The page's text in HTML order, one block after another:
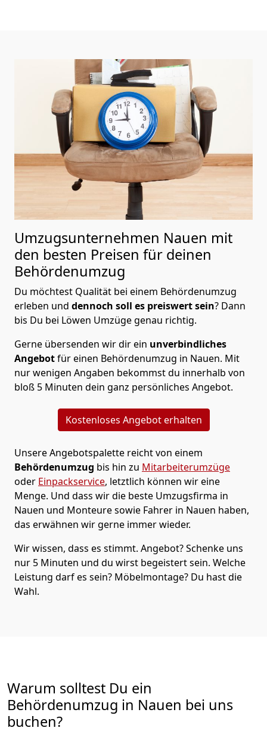
Umzugsunternehmen Nauen mit
den besten Preisen für deinen
Behördenumzug
Du möchtest Qualität bei einem Behördenumzug
erleben und dennoch soll es preiswertsein? Dann
bis Du bei Löwen Umzüge genau richtig.
Gerne übersenden wir dir ein unverbindliches
Angebotfür einen Behördenumzug in Nauen. Mit
nur wenigen Angaben bekommst du innerhalb von
bloß 5 Minuten dein ganz persönliches Angebot.
Kostenloses Angebot erhalten
Unsere Angebotspalette reicht von einem
Behördenumzug bis hin zu Mitarbeiterumzüge
oder Einpackservice, letztlich können wir eine
Menge. Und dass wir die beste Umzugsfirma in
Nauen und Monteure sowie Fahrer in Nauen haben,
das erwähnen wir gerne immer wieder.
Wir wissen, dass es stimmt. Angebot? Schenke uns
nur 5 Minuten und du wirst begeistert sein. Welche
Leistung darf es sein? Möbelmontage? Du hast die
Wahl.
Warum solltest Du ein
Behördenumzug in Nauen bei uns
buchen?